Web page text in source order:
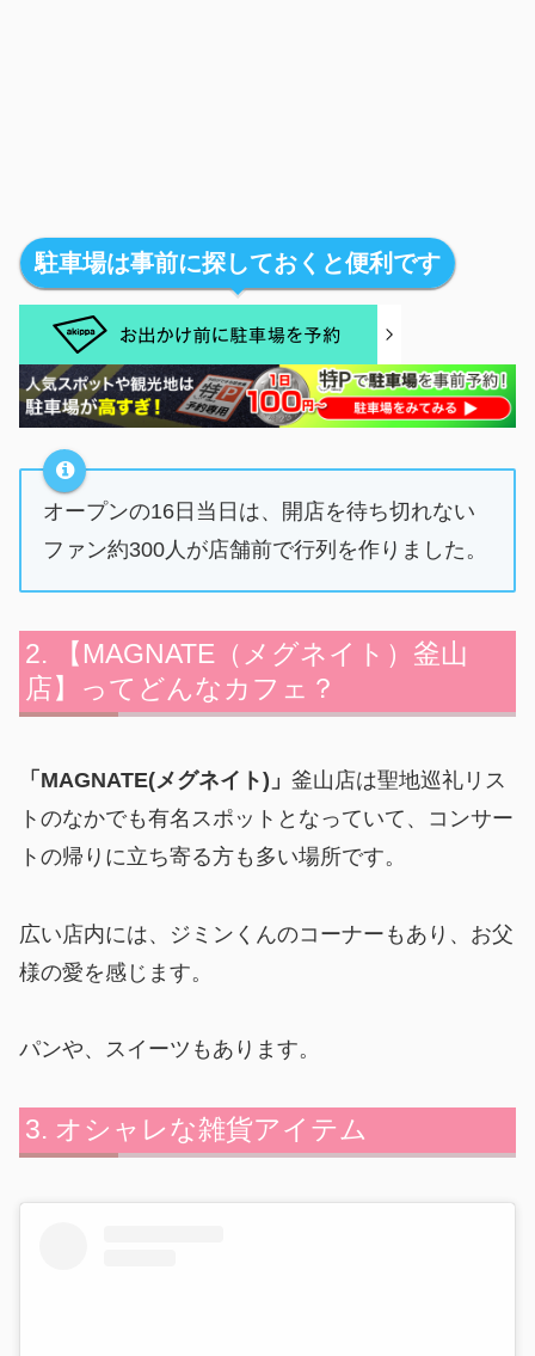
駐車場は事前に探しておくと便利です
オープンの16日当日は、開店を待ち切れない
ファン約300人が店舗前で行列を作りました。
【MAGNATE（メグネイト）釜山
店】ってどんなカフェ？
「MAGNATE(メグネイト)」 釜山店は聖地巡礼リス
トのなかでも有名スポットとなっていて、コンサー
トの帰りに立ち寄る方も多い場所です。
広い店内には、ジミンくんのコーナーもあり、お父
様の愛を感じます。
パンや、スイーツもあります。
オシャレな雑貨アイテム